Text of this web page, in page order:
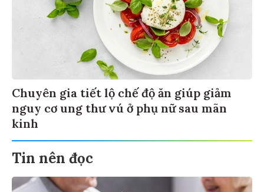
Chuyên gia tiết lộ chế độ ăn giúp giảm
nguy cơ ung thư vú ở phụ nữ sau mãn
kinh
Tin nên đọc